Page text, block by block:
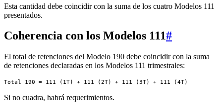
Esta cantidad debe coincidir con la suma de los cuatro Modelos 111
presentados.
Coherencia con los Modelos 111#
El total de retenciones del Modelo 190 debe coincidir con la suma
de retenciones declaradas en los Modelos 111 trimestrales:
Si no cuadra, habrá requerimientos.